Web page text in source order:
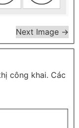
Next Image →
công khai. Các